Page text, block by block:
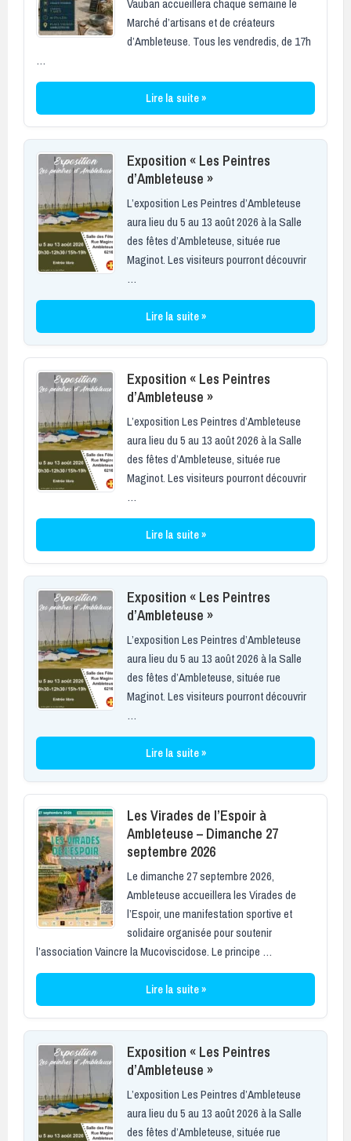
Vauban accueillera chaque semaine le
Marché d’artisans et de créateurs
d’Ambleteuse. Tous les vendredis, de 17h
…
Lire la suite »
Exposition « Les Peintres
d’Ambleteuse »
L’exposition Les Peintres d’Ambleteuse
aura lieu du 5 au 13 août 2026 à la Salle
des fêtes d’Ambleteuse, située rue
Maginot. Les visiteurs pourront découvrir
…
Lire la suite »
Exposition « Les Peintres
d’Ambleteuse »
L’exposition Les Peintres d’Ambleteuse
aura lieu du 5 au 13 août 2026 à la Salle
des fêtes d’Ambleteuse, située rue
Maginot. Les visiteurs pourront découvrir
…
Lire la suite »
Exposition « Les Peintres
d’Ambleteuse »
L’exposition Les Peintres d’Ambleteuse
aura lieu du 5 au 13 août 2026 à la Salle
des fêtes d’Ambleteuse, située rue
Maginot. Les visiteurs pourront découvrir
…
Lire la suite »
Les Virades de l’Espoir à
Ambleteuse – Dimanche 27
septembre 2026
Le dimanche 27 septembre 2026,
Ambleteuse accueillera les Virades de
l’Espoir, une manifestation sportive et
solidaire organisée pour soutenir
l’association Vaincre la Mucoviscidose. Le principe …
Lire la suite »
Exposition « Les Peintres
d’Ambleteuse »
L’exposition Les Peintres d’Ambleteuse
aura lieu du 5 au 13 août 2026 à la Salle
des fêtes d’Ambleteuse, située rue